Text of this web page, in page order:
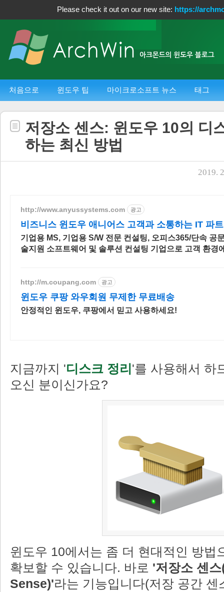
Please check it out on our new site: https://
처음으로 윈도우 팁 마이크로소프트 뉴스 태그
저장소 센스: 윈도우 10의 디
하는 최신 방법
2019.
http://www.anyussystems.com 광고
비즈니스 윈도우 애니어스 고객과 소통하는 IT 파
기업용 MS, 기업용 S/W 전문 컨설팅, 오피스365/단속 공
술지원 소프트웨어 및 솔루션 컨설팅 기업으로 고객 환경
http://m.coupang.com 광고
윈도우 쿠팡 와우회원 무제한 무료배송
안정적인 윈도우, 쿠팡에서 믿고 사용하세요!
지금까지 '디스크 정리 '를 사용해서 하
오신 분이신가요?
윈도우 10에서는 좀 더 현대적인 방법
확보할 수 있습니다. 바로 '저장소 센
Sense)'라는 기능입니다(저장 공간